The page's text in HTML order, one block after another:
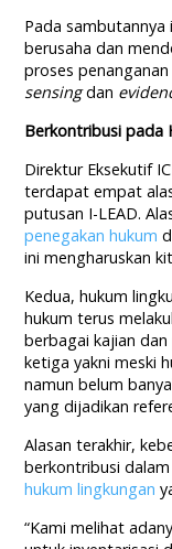
Pada
berusaha dan
proses
sensingdan
Berkontribusi pada
Direktur Eksekutif
terdapat empat
putusan I-LEAD.
penegakan hukum
ini mengharuskan
Kedua, hukum
hukum terus
berbagai kajian
ketiga yakni meski
namun belum
yang dijadikan
Alasan terakhir,
berkontribusi
hukum lingkungan
“Kami melihat